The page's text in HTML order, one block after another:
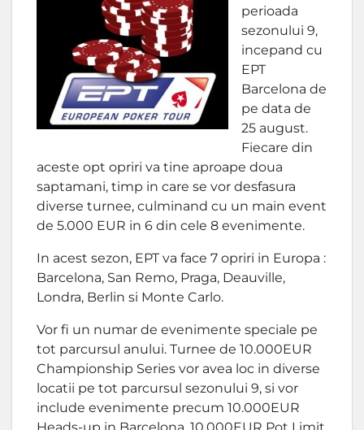
perioada
sezonului 9,
incepand cu
EPT
Barcelona de
pe data de
25 august.
Fiecare din
aceste opt opriri va tine aproape doua
saptamani, timp in care se vor desfasura
diverse turnee, culminand cu un main event
de 5.000 EUR in 6 din cele 8 evenimente.
In acest sezon, EPT va face 7 opriri in Europa :
Barcelona, San Remo, Praga, Deauville,
Londra, Berlin si Monte Carlo.
Vor fi un numar de evenimente speciale pe
tot parcursul anului. Turnee de 10.000EUR
Championship Series vor avea loc in diverse
locatii pe tot parcursul sezonului 9, si vor
include evenimente precum 10.000EUR